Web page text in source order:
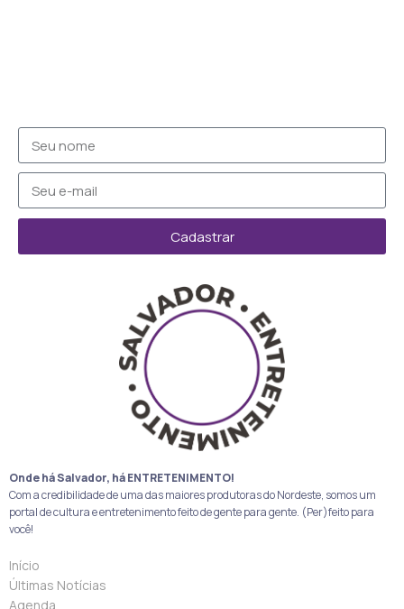
Cadastrar
Onde há Salvador, há ENTRETENIMENTO!
Com a credibilidade de uma das maiores produtoras do Nordeste, somos um
portal de cultura e entretenimento feito de gente para gente. (Per)feito para
você!
Início
Últimas Notícias
Agenda